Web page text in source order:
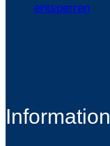
entsperren
Information